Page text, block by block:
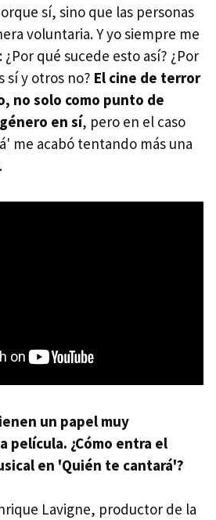
sí, sino que las personas
voluntaria. Y yo siempre me
qué sucede esto así? ¿Por
sí y otros no? El cine de terror
no solo como punto de
en sí, pero en el caso
me acabó tentando más una
un papel muy
película. ¿Cómo entra el
en 'Quién te cantará'?
Lavigne, productor de la